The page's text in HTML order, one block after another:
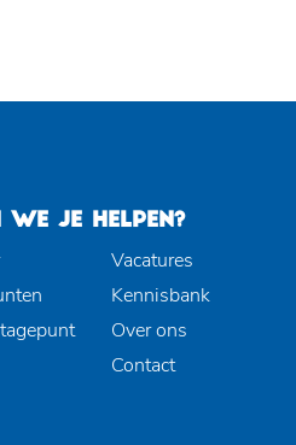
WE JE HELPEN?
Vacatures
Kennisbank
Over ons
Contact